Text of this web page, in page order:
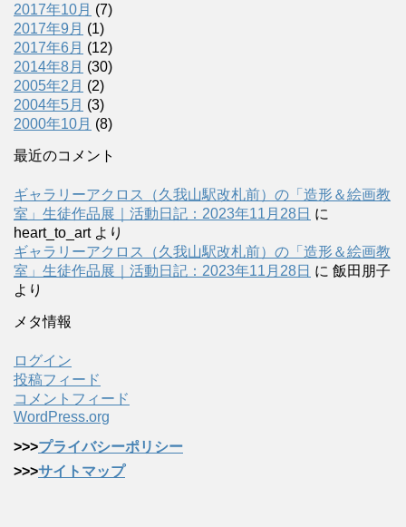
2017年10月 (7)
2017年9月 (1)
2017年6月 (12)
2014年8月 (30)
2005年2月 (2)
2004年5月 (3)
2000年10月 (8)
最近のコメント
ギャラリーアクロス（久我山駅改札前）の「造形＆絵画教
室」生徒作品展｜活動日記：2023年11月28日 に
heart_to_artより
ギャラリーアクロス（久我山駅改札前）の「造形＆絵画教
室」生徒作品展｜活動日記：2023年11月28日 に 飯田朋子
より
メタ情報
ログイン
投稿フィード
コメントフィード
WordPress.org
>>>プライバシーポリシー
>>>サイトマップ